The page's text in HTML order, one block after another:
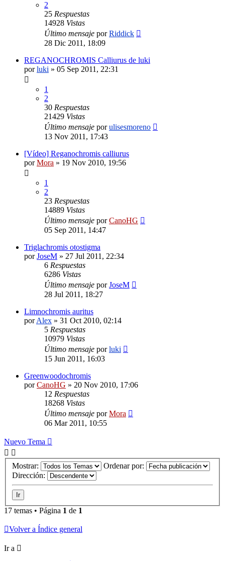
2
25 Respuestas
14928 Vistas
Último mensaje porRiddick
28 Dic 2011, 18:09
REGANOCHROMIS Calliurus de luki
porluki » 05 Sep 2011, 22:31
1
2
30 Respuestas
21429 Vistas
Último mensaje porulisesmoreno
13 Nov 2011, 17:43
[Vídeo] Reganochromis calliurus
porMora » 19 Nov 2010, 19:56
1
2
23 Respuestas
14889 Vistas
Último mensaje porCanoHG
05 Sep 2011, 14:47
Triglachromis otostigma
porJoseM » 27 Jul 2011, 22:34
6 Respuestas
6286 Vistas
Último mensaje porJoseM
28 Jul 2011, 18:27
Limnochromis auritus
porAlex » 31 Oct 2010, 02:14
5 Respuestas
10979 Vistas
Último mensaje porluki
15 Jun 2011, 16:03
Greenwoodochromis
porCanoHG » 20 Nov 2010, 17:06
12 Respuestas
18268 Vistas
Último mensaje porMora
06 Mar 2011, 10:55
Nuevo Tema
Mostrar:
Ordenar por:
Dirección:
17 temas • Página 1 de 1
Volver a Índice general
Ir a